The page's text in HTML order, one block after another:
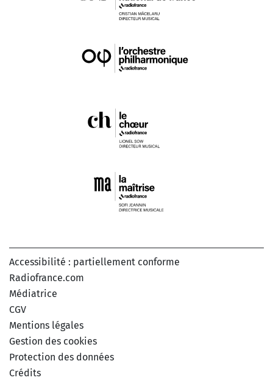
Accessibilité : partiellement conforme
Radiofrance.com
Médiatrice
CGV
Mentions légales
Gestion des cookies
Protection des données
Crédits